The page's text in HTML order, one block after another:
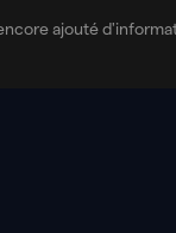
ajouté